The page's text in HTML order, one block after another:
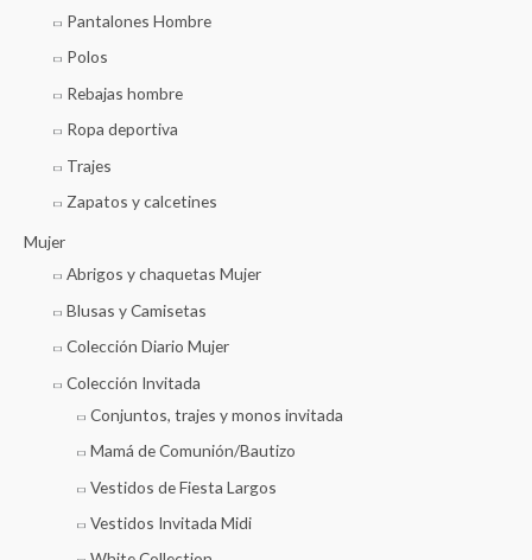
Pantalones Hombre
Polos
Rebajas hombre
Ropa deportiva
Trajes
Zapatos y calcetines
Mujer
Abrigos y chaquetas Mujer
Blusas y Camisetas
Colección Diario Mujer
Colección Invitada
Conjuntos, trajes y monos invitada
Mamá de Comunión/Bautizo
Vestidos de Fiesta Largos
Vestidos Invitada Midi